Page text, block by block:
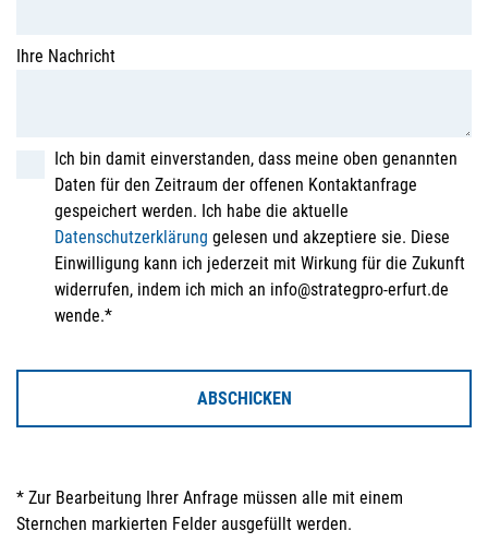
Ihre Nachricht
Ich bin damit einverstanden, dass meine oben genannten
Daten für den Zeitraum der offenen Kontaktanfrage
gespeichert werden. Ich habe die aktuelle
Datenschutzerklärung gelesen und akzeptiere sie. Diese
Einwilligung kann ich jederzeit mit Wirkung für die Zukunft
widerrufen, indem ich mich an info@strategpro-erfurt.de
wende.*
ABSCHICKEN
* Zur Bearbeitung Ihrer Anfrage müssen alle mit einem
Sternchen markierten Felder ausgefüllt werden.